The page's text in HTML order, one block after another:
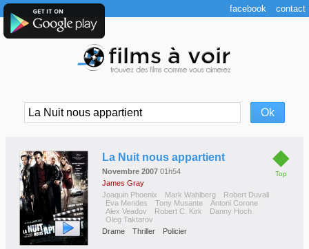
◆
Top
La Nuit nous appartient
Novembre 2007 01h54
James Gray
Joaquin Phoenix
Mark Wahlberg
Robert Duvall
Eva Mendes
Tony Musante
Antoni Corone
Alex Veadov
Robert C. Kirk
Danny Hoch
Oleg Taktarov
Drame
Thriller Policier
facebook contact